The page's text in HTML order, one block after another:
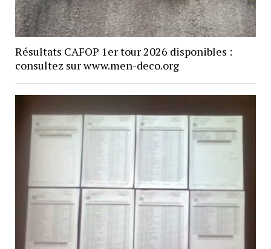
Résultats CAFOP 1er tour 2026 disponibles :
consultez sur www.men-deco.org